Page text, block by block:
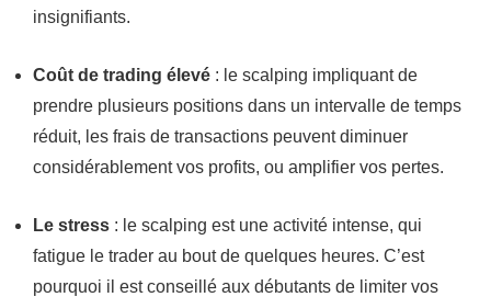
insignifiants.
Coût de trading élevé : le scalping impliquant de
prendre plusieurs positions dans un intervalle de temps
réduit, les frais de transactions peuvent diminuer
considérablement vos profits, ou amplifier vos pertes.
Le stress : le scalping est une activité intense, qui
fatigue le trader au bout de quelques heures. C’est
pourquoi il est conseillé aux débutants de limiter vos